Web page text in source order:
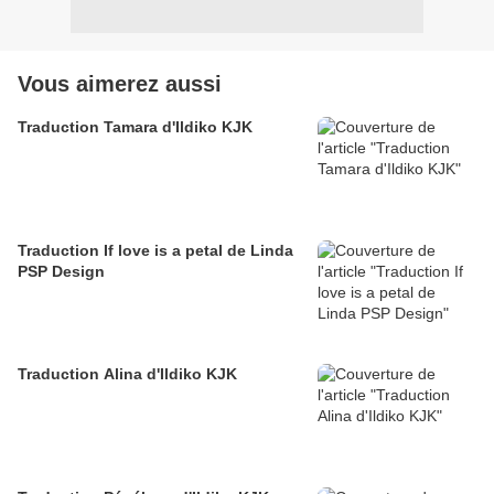
Vous aimerez aussi
Traduction Tamara d'Ildiko KJK
Traduction If love is a petal de Linda
PSP Design
Traduction Alina d'Ildiko KJK